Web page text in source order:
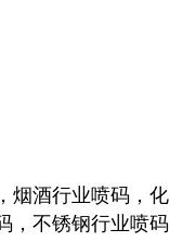
烟酒行业喷码，化
，不锈钢行业喷码